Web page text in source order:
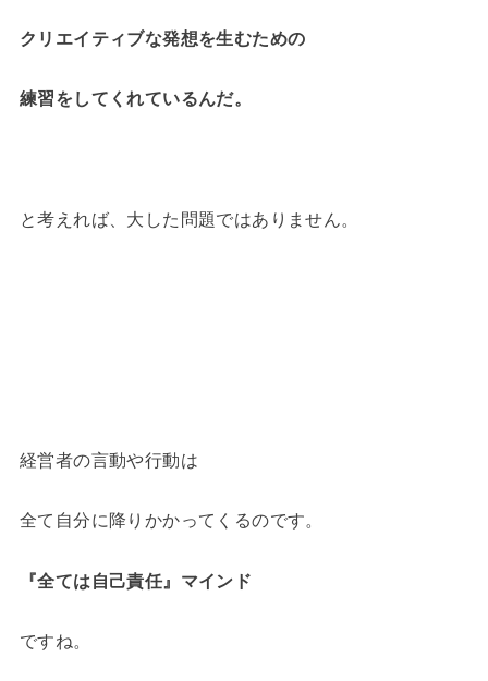
クリエイティブな発想を生むための
練習をしてくれているんだ。
と考えれば、大した問題ではありません。
経営者の言動や行動は
全て自分に降りかかってくるのです。
『全ては自己責任』マインド
ですね。